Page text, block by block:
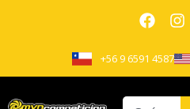
+56 9 6591 4587